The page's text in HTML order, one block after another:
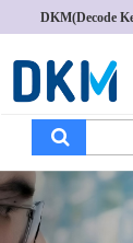
DKM(Decode